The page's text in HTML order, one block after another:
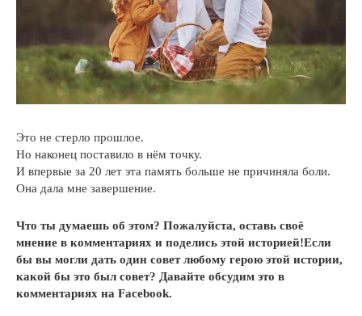
Это не стерло прошлое.
Но наконец поставило в нём точку.
И впервые за 20 лет эта память больше не причиняла боли.
Она дала мне завершение.
Что ты думаешь об этом? Пожалуйста, оставь своё
мнение в комментариях и поделись этой историей!Если
бы вы могли дать один совет любому герою этой истории,
какой бы это был совет? Давайте обсудим это в
комментариях на Facebook.